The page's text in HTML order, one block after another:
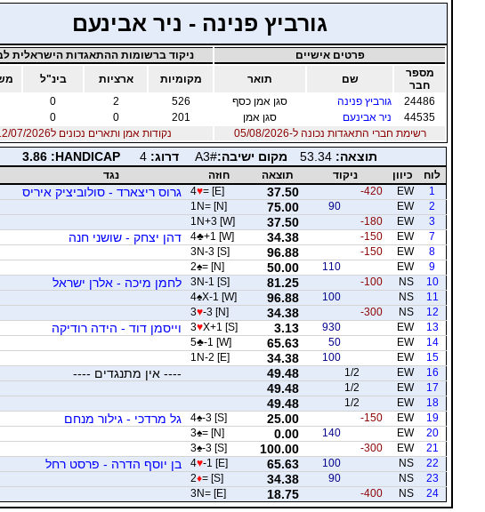
גורביץ פנינה - ניר אבינעם
פרטים אישיים
ניקוד ברשומות ההתאגדות הישראלית
מספר
חבר
שם תואר מקומיות ארציות בינ"ל
24486
גורביץ פנינה סגן אמן כסף 526
2
0
44535
ניר אבינעם סגן אמן 201
0
0
רשימת חברי התאגדות נכונה ל-05/08/2026
נקודות אמן ותארים נכונים ל12/07/2026
תוצאה:53.34 מקום ישיבה:A3# דרוג:4
PACIDNAH:
3.86
לוח כיוון ניקוד תוצאה חוזה
נגד
1
EW
-420
37.50
4♥= [E] גרוס ריצארד - סולוביציק איריס
2
EW
90
75.00
1N= [N]
3
EW
-180
37.50
1N+3 [W]
7
EW
-150
34.38
4♣+1 [W] דהן יצחק - שושני חנה
8
EW
-150
96.88
3N-3 [S]
9
EW
110
50.00
2♠= [N]
10
NS
-100
81.25
3N-1 [S] לחמן מיכה - אלרן ישראל
11
NS
100
96.88
4♠X-1 [W]
12
NS
-300
34.38
3♥-3 [N]
13
EW
930
3.13
3♥X+1 [S] וייסמן דוד - הידה רודיקה
14
EW
50
65.63
5♣-1 [W]
15
EW
100
34.38
1N-2 [E]
16
EW
1/2
49.48 ---- אין מתנגדים ----
17
EW
1/2
49.48
18
EW
1/2
49.48
19
EW
-150
25.00
4♠-3 [S] גל מרדכי - גילור מנחם
20
EW
140
0.00
3♠= [N]
21
EW
-300
100.00
3♠-3 [S]
22
NS
100
65.63
4♥-1 [E] בן יוסף הדרה - פרסט רחל
23
NS
90
34.38
2♦= [S]
24
NS
-400
18.75
3N= [E]